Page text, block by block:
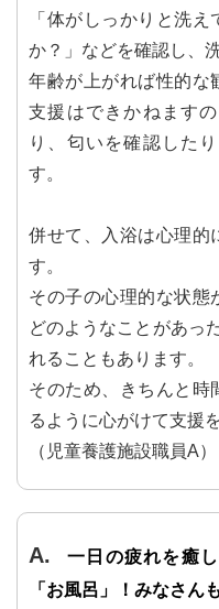
「体がしっかりと洗
か？」などを確認し、
年齢が上がれば性的な
支援はできかねます
り、匂いを確認した
す。
併せて、入浴は心理的
す。
その子の心理的な状態
どのようなことがあっ
れることもあります。
そのため、きちんと時
るように心がけて支援
（児童養護施設職員A）
一日の疲れを癒
「お風呂」！みなさん